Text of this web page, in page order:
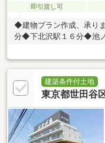
即引渡し可
◆建物プラン作成、承り
分◆下北沢駅１６分◆
動産屋】として徹底的に
す■城西エリアに特化し
案■住宅ローンシュミレ
ォールメイトオリジナル
弊社ホームページ～
建築条件付土地
東京都世田谷